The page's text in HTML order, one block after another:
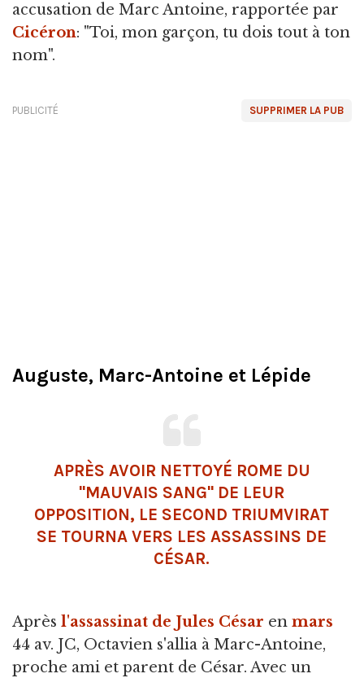
accusation de Marc Antoine, rapportée par
Cicéron: "Toi, mon garçon, tu dois tout à ton
nom".
SUPPRIMER LA PUB
PUBLICITÉ
Auguste, Marc-Antoine et Lépide
APRÈS AVOIR NETTOYÉ ROME DU
"MAUVAIS SANG" DE LEUR
OPPOSITION, LE SECOND TRIUMVIRAT
SE TOURNA VERS LESASSASSINS DE
CÉSAR.
Après l'assassinat de Jules César en mars
44 av. JC, Octavien s'allia à Marc-Antoine,
proche ami et parent de César. Avec un